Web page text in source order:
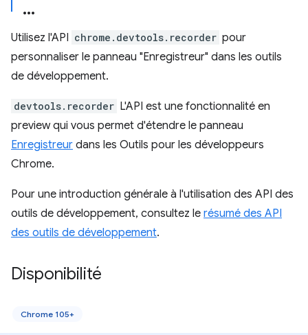
Utilisez l'API chrome.devtools.recorder pour
personnaliser le panneau "Enregistreur" dans les outils
de développement.
devtools.recorder L'API est une fonctionnalité en
preview qui vous permet d'étendre le panneau
Enregistreur dans les Outils pour les développeurs
Chrome.
Pour une introduction générale à l'utilisation des API des
outils de développement, consultez le résumé des API
des outils de développement.
Disponibilité
Chrome 105+